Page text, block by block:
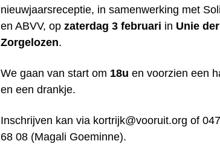
nieuwjaarsreceptie, in samenwerking met
en ABVV, op zaterdag 3 februari in Unie der
Zorgelozen.
We gaan van start om 18u en voorzien een
en een drankje.
Inschrijven kan via kortrijk@vooruit.org of
68 08 (Magali Goeminne).